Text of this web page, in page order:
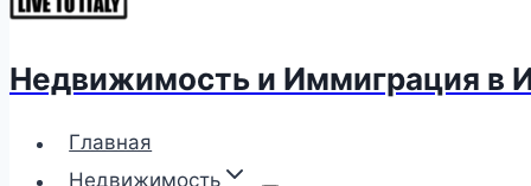
Недвижимость и Иммиграция в
Главная
Недвижимость